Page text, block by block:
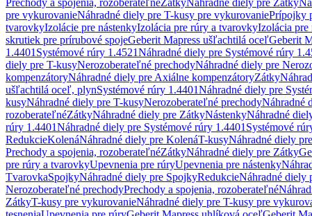
Prechody a spojenia, rozoberateľnéZátkyNáhradné diely pre Zátky
pre vykurovanieNáhradné diely pre T-kusy pre vykurovaniePrípojky
tvarovkyIzolácie pre nástenkyIzolácia pre rúry a tvarovkyIzolácia pre
skrutiek pre prírubové spojeGeberit Mapress ušľachtilá oceľGeberit
1.4401 Systémové rúry 1.4521Náhradné diely pre Systémové rúry
diely pre T-kusyNerozoberateľné prechodyNáhradné diely pre
kompenzátoryNáhradné diely pre Axiálne kompenzátoryZátky
ušľachtilá oceľ, plynSystémové rúry 1.4401Náhradné diely pre
kusyNáhradné diely pre T-kusyNerozoberateľné prechodyNáhradné
rozoberateľnéZátkyNáhradné diely pre ZátkyNástenkyNáhradné
rúry 1.4401Náhradné diely pre Systémové rúry 1.4401 Systémové
RedukcieKolenáNáhradné diely pre KolenáT-kusyNáhradné diely
Prechody a spojenia, rozoberateľnéZátkyNáhradné diely pre Zátky
pre rúry a tvarovkyUpevnenia pre rúryUpevnenia pre nástenky
TvarovkaSpojkyNáhradné diely pre SpojkyRedukcieNáhradné diely
Nerozoberateľné prechodyPrechody a spojenia, rozoberateľné
ZátkyT-kusy pre vykurovanieNáhradné diely pre T-kusy pre